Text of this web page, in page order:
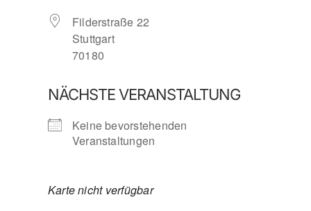
Filderstraße 22
Stuttgart
70180
NÄCHSTE VERANSTALTUNG
Keine bevorstehenden
Veranstaltungen
Karte nicht verfügbar